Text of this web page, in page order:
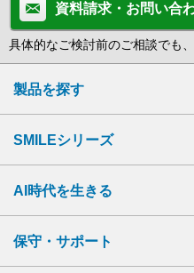
資料請求・お問い合
具体的なご検討前のご相談でも
製品を探す
SMILEシリーズ
AI時代を生きる
保守・サポート